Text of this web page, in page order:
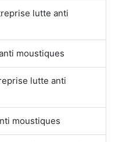
lutte anti
moustiques
lutte anti
moustiques